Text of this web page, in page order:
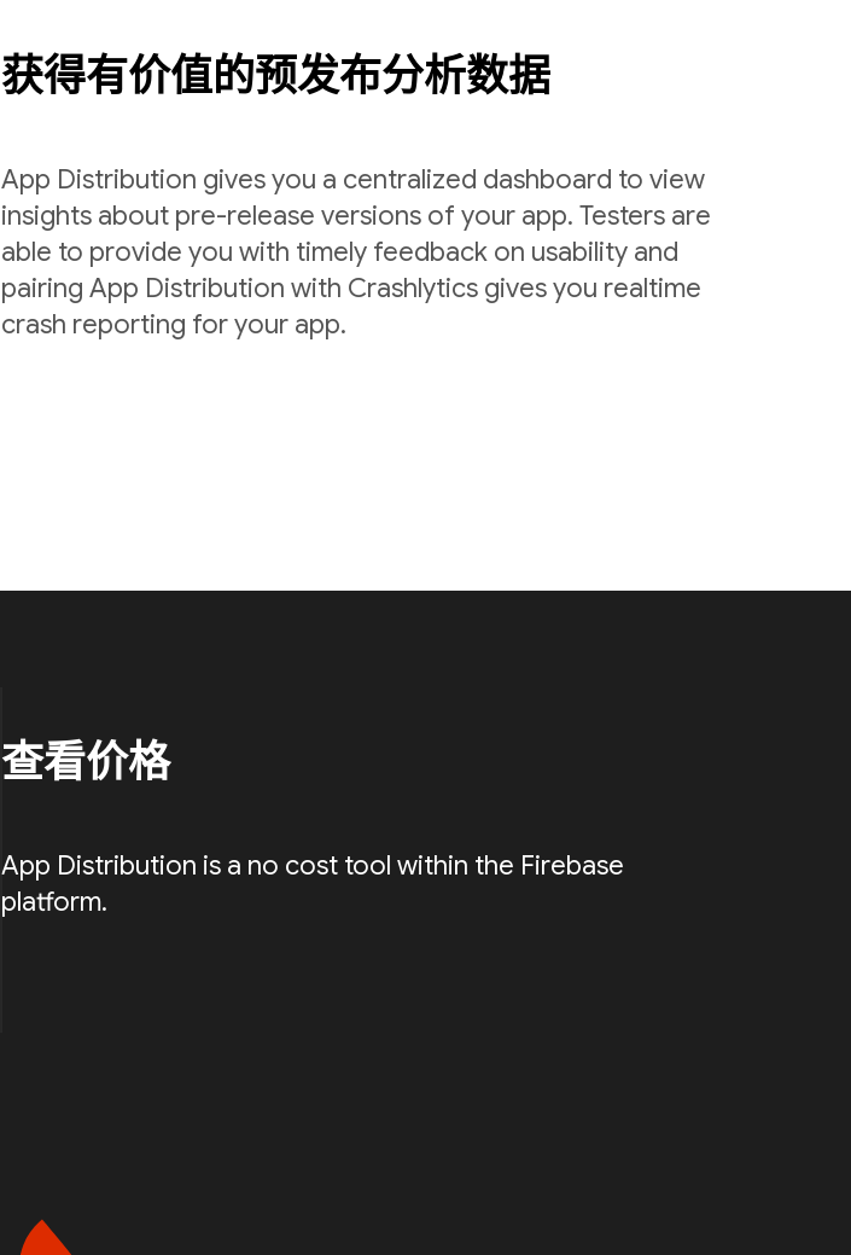
获得有价值的预发布分析数据
App Distribution gives you a centralized dashboard to view
insights about pre-release versions of your app. Testers are
able to provide you with timely feedback on usability and
pairing App Distribution with Crashlytics gives you realtime
crash reporting for your app.
查看价格
App Distribution is a no cost tool within the Firebase
platform.